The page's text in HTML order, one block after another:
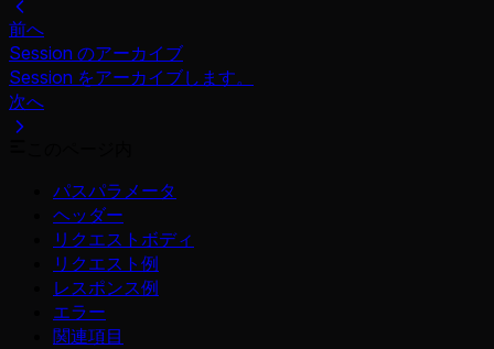
前へ
Session のアーカイブ
Session をアーカイブします。
次へ
パスパラメータ
ヘッダー
リクエストボディ
リクエスト例
レスポンス例
エラー
関連項目